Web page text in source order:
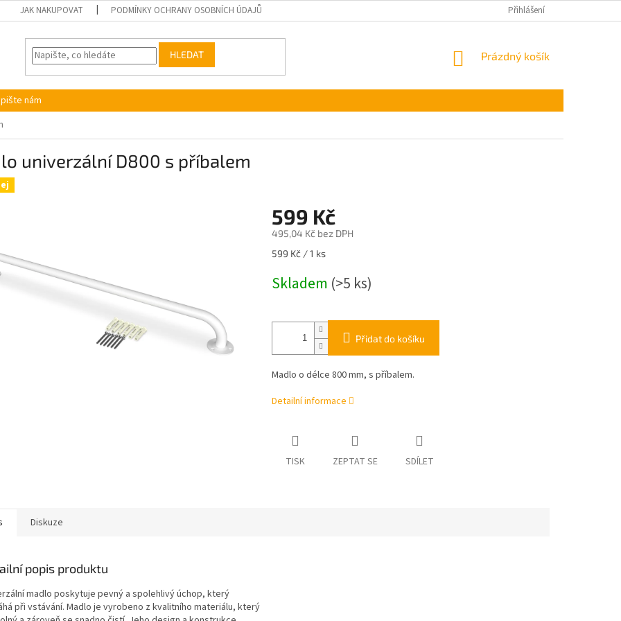
JAK NAKUPOVAT PODMÍNKY OCHRANY OSOBNÍCH ÚDAJŮ Přihlášení
HLEDAT
NÁKUPNÍ
Prázdný košík
nám
univerzální D800 s příbalem
599 Kč
495,04 Kč bez DPH
Měrná
599 Kč / 1 ks
Skladem (>5 ks)
Přidat do košíku
Madlo o délce 800 mm, s příbalem.
Detailní informace
TISK ZEPTAT SE SDÍLET
Diskuze
popis produktu
madlo poskytuje pevný a spolehlivý úchop, který
při vstávání. Madlo je vyrobeno z kvalitního materiálu, který